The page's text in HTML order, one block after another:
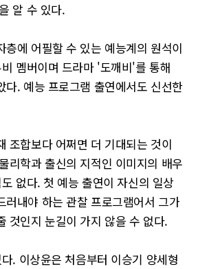
알 수 있다.
층에 어필할 수 있는 예능계의 원석이
멤버이며 드라마 '도깨비'를 통해
다. 예능 프로그램 출연에서도 신선한
조합보다 어쩌면 더 기대되는 것이
리학과 출신의 지적인 이미지의 배우
없다. 첫 예능 출연이 자신의 일상
러내야 하는 관찰 프로그램어서 그가
것인지 눈길이 가지 않을 수 없다.
. 이상윤은 처음부터 이승기 양세형